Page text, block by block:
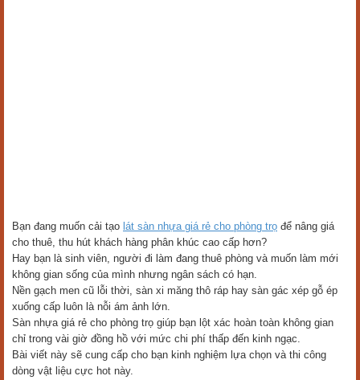
Bạn đang muốn cải tạo lát sàn nhựa giá rẻ cho phòng trọ để nâng giá
cho thuê, thu hút khách hàng phân khúc cao cấp hơn?
Hay bạn là sinh viên, người đi làm đang thuê phòng và muốn làm mới
không gian sống của mình nhưng ngân sách có hạn.
Nền gạch men cũ lỗi thời, sàn xi măng thô ráp hay sàn gác xép gỗ ép
xuống cấp luôn là nỗi ám ảnh lớn.
Sàn nhựa giá rẻ cho phòng trọ giúp bạn lột xác hoàn toàn không gian
chỉ trong vài giờ đồng hồ với mức chi phí thấp đến kinh ngạc.
Bài viết này sẽ cung cấp cho bạn kinh nghiệm lựa chọn và thi công
dòng vật liệu cực hot này.